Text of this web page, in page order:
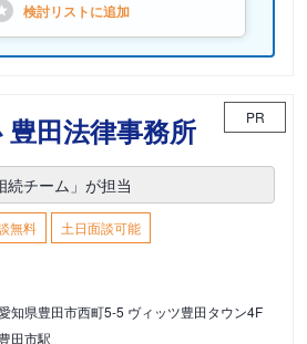
検討リストに追加
田法律事務所 PR
続チーム」が担当
無料
土日面談可能
知県豊田市西町5-5 ヴィッツ豊田タウン4F
豊田市駅